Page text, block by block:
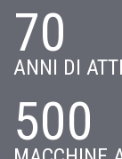
70
ANNI DI
500